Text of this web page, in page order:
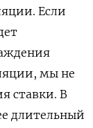
Если
мы не
ставки. В
длительный